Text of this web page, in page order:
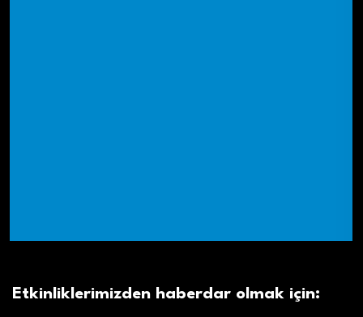
Etkinliklerimizden haberdar olmak için: